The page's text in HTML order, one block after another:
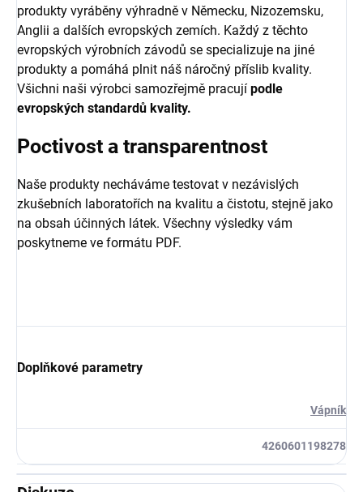
produkty vyráběny výhradně v Německu, Nizozemsku,
Anglii a dalších evropských zemích. Každý z těchto
evropských výrobních závodů se specializuje na jiné
produkty a pomáhá plnit náš náročný příslib kvality.
Všichni naši výrobci samozřejmě pracují podle
evropských standardů kvality.
Poctivost a transparentnost
Naše produkty necháváme testovat v nezávislých
zkušebních laboratořích na kvalitu a čistotu, stejně jako
na obsah účinných látek. Všechny výsledky vám
poskytneme ve formátu PDF.
Doplňkové parametry
Vápník
4260601198278